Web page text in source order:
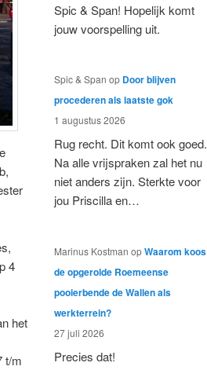
4
het
t/m
Spic & Span! Hopelijk komt
jouw voorspelling uit.
Spic & Span op Door blijven
procederen als laatste gok
1 augustus 2026
Rug recht. Dit komt ook goed.
Na alle vrijspraken zal het nu
niet anders zijn. Sterkte voor
jou Priscilla en…
Marinus Kostman opWaarom koos
de opgerolde Roemeense
pooierbende de Wallen als
werkterrein?
27 juli 2026
Precies dat!